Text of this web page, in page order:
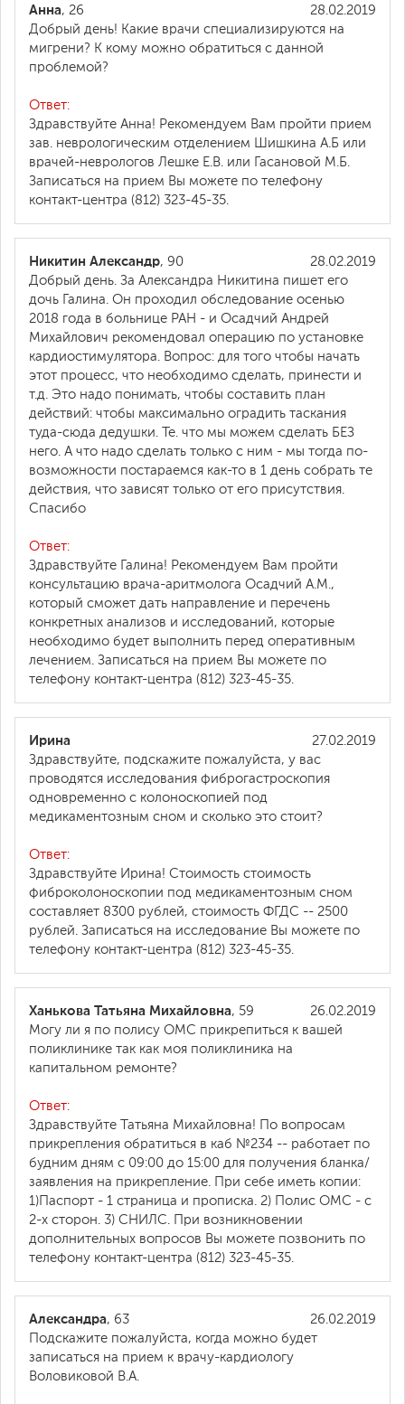
28.02.2019
Анна, 26
Добрый день! Какие врачи специализируются на
мигрени? К кому можно обратиться с данной
проблемой?
Ответ:
Здравствуйте Анна! Рекомендуем Вам пройти прием
зав. неврологическим отделением Шишкина А.Б или
врачей-неврологов Лешке Е.В. или Гасановой М.Б.
Записаться на прием Вы можете по телефону
контакт-центра (812) 323-45-35.
28.02.2019
Никитин Александр, 90
Добрый день. За Александра Никитина пишет его
дочь Галина. Он проходил обследование осенью
2018 года в больнице РАН - и Осадчий Андрей
Михайлович рекомендовал операцию по установке
кардиостимулятора. Вопрос: для того чтобы начать
этот процесс, что необходимо сделать, принести и
т.д. Это надо понимать, чтобы составить план
действий: чтобы максимально оградить таскания
туда-сюда дедушки. Те. что мы можем сделать БЕЗ
него. А что надо сделать только с ним - мы тогда по-
возможности постараемся как-то в 1 день собрать те
действия, что зависят только от его присутствия.
Спасибо
Ответ:
Здравствуйте Галина! Рекомендуем Вам пройти
консультацию врача-аритмолога Осадчий А.М.,
который сможет дать направление и перечень
конкретных анализов и исследований, которые
необходимо будет выполнить перед оперативным
лечением. Записаться на прием Вы можете по
телефону контакт-центра (812) 323-45-35.
27.02.2019
Ирина
Здравствуйте, подскажите пожалуйста, у вас
проводятся исследования фиброгастроскопия
одновременно с колоноскопией под
медикаментозным сном и сколько это стоит?
Ответ:
Здравствуйте Ирина! Стоимость стоимость
фиброколоноскопии под медикаментозным сном
составляет 8300 рублей, стоимость ФГДС -- 2500
рублей. Записаться на исследование Вы можете по
телефону контакт-центра (812) 323-45-35.
26.02.2019
Ханькова Татьяна Михайловна, 59
Могу ли я по полису ОМС прикрепиться к вашей
поликлинике так как моя поликлиника на
капитальном ремонте?
Ответ:
Здравствуйте Татьяна Михайловна! По вопросам
прикрепления обратиться в каб №234 -- работает по
будним дням с 09:00 до 15:00 для получения бланка/
заявления на прикрепление. При себе иметь копии:
1)Паспорт - 1 страница и прописка. 2) Полис ОМС - с
2-х сторон. 3) СНИЛС. При возникновении
дополнительных вопросов Вы можете позвонить по
телефону контакт-центра (812) 323-45-35.
26.02.2019
Александрa, 63
Подскажите пожалуйста, когда можно будет
записаться на прием к врачу-кардиологу
Воловиковой В.А.